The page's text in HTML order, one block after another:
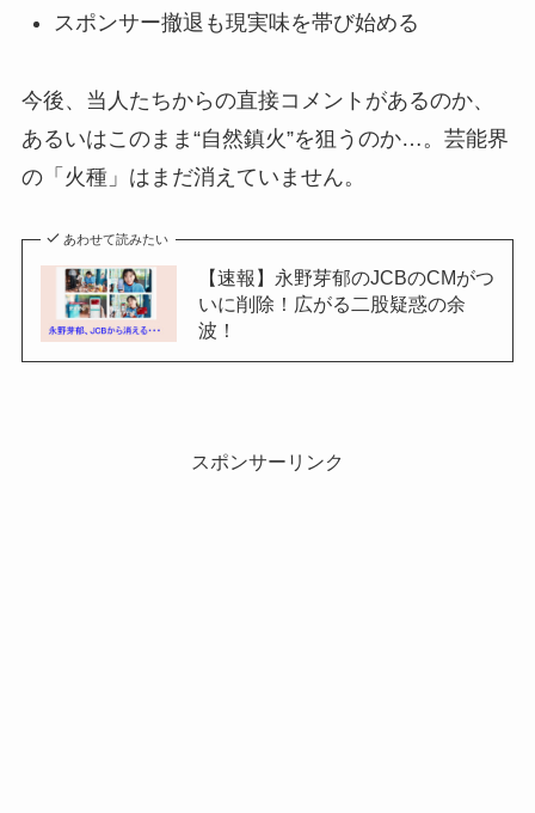
スポンサー撤退も現実味を帯び始める
今後、当人たちからの直接コメントがあるのか、
あるいはこのまま“自然鎮火”を狙うのか…。芸能界
の「火種」はまだ消えていません。
あわせて読みたい
【速報】永野芽郁のJCBのCMがつ
いに削除！広がる二股疑惑の余
波！
スポンサーリンク